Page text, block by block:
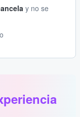
y no se